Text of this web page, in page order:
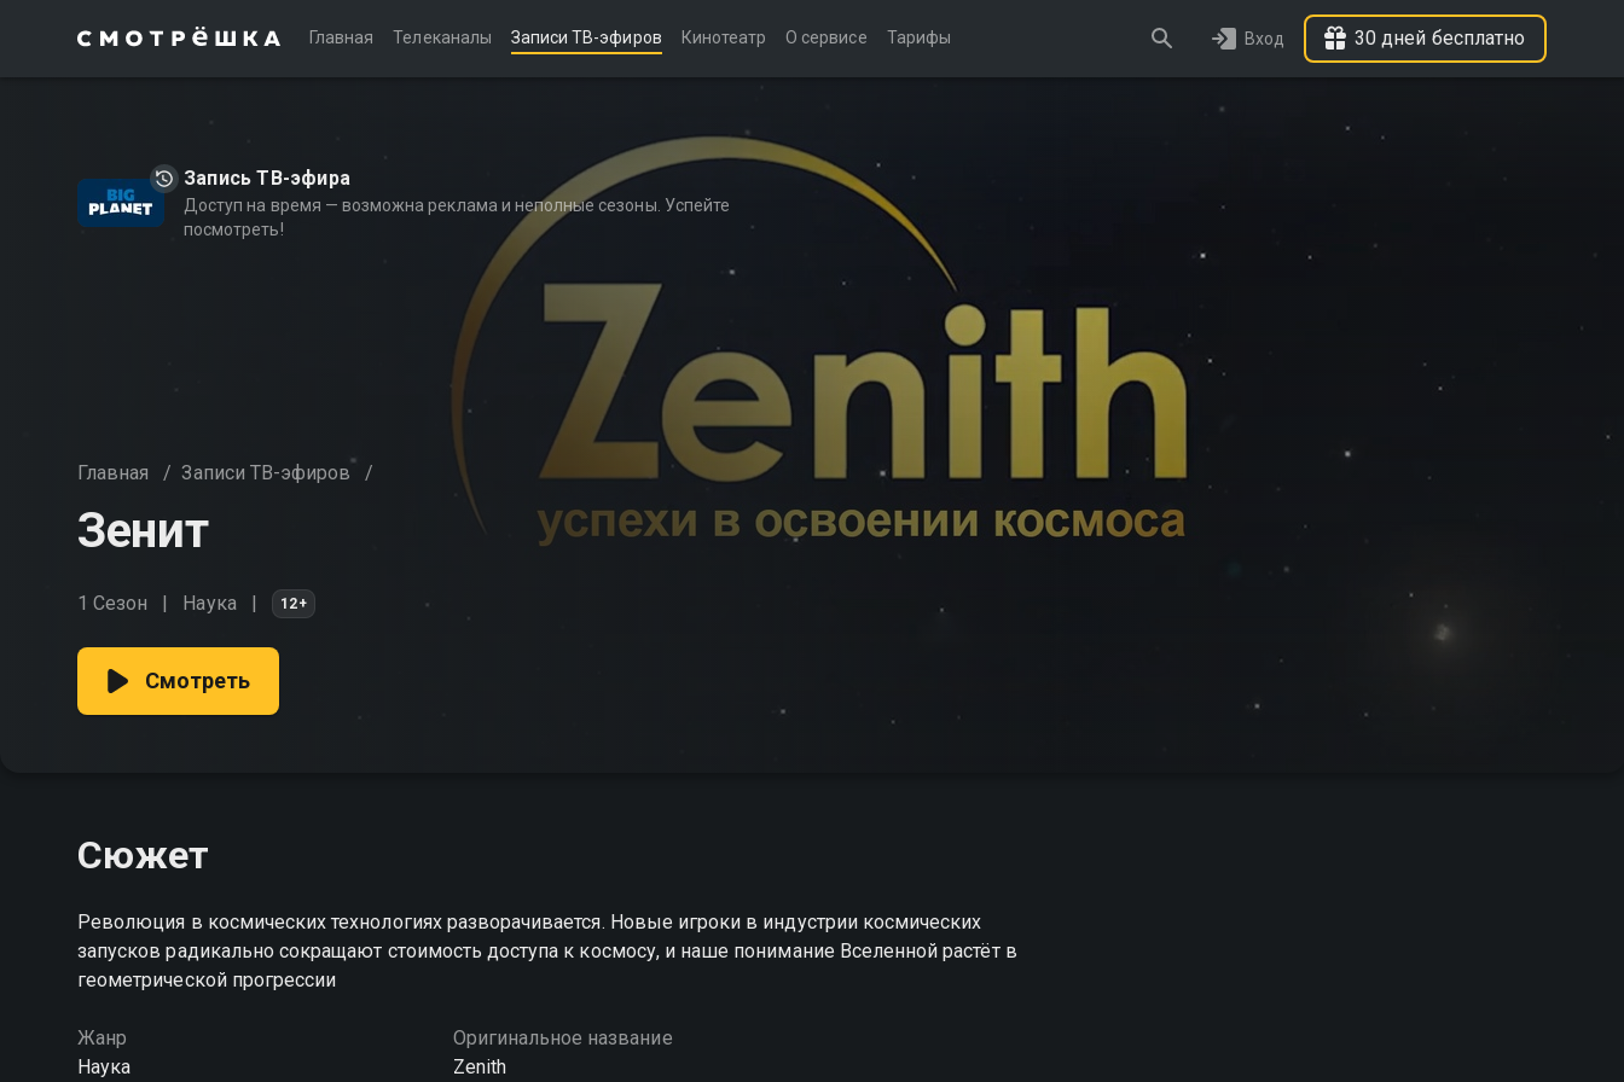
Главная Телеканалы Записи ТВ-эфиров Кинотеатр О сервисе Тарифы Вход 30 дней бесплатно
Запись ТВ-эфира
Доступ на время — возможна реклама и неполные сезоны. Успейте
посмотреть!
Главная / Записи ТВ-эфиров /
Зенит
1 Сезон Наука 12+
Смотреть
Сюжет
Революция в космических технологиях разворачивается. Новые игроки в индустрии космических
запусков радикально сокращают стоимость доступа к космосу, и наше понимание Вселенной растёт в
геометрической прогрессии
Жанр
Наука
Оригинальное название
Zenith